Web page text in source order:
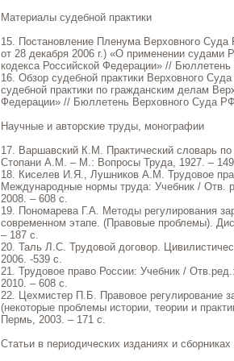
Материалы судебной практики
15. Постановление Пленума Верховного
от 28 декабря 2006 г.) «О применении судами
кодекса Российской Федерации» //
16. Обзор судебной практики Верховного
судебной практики по гражданским делам
Федерации» // Бюллетень Верховного Суда
Научные и авторские труды, монографии
17. Варшавский К.М. Практический словарь
Стопани А.М. – М.: Вопросы Труда, 1927. –
18. Киселев И.Я., Лушников А.М. Трудовое
Международные нормы труда: Учебник /
2008. – 608 с.
19. Пономарева Г.А. Методы регулирования
современном этапе. (Правовые проблемы).
– 187 с.
20. Таль Л.С. Трудовой договор.
2006. -539 с.
21. Трудовое право России: Учебник /
2010. – 608 с.
22. Цехмистер П.Б. Правовое регулирование
(некоторые проблемы истории, теории и
Пермь, 2003. – 171 с.
Статьи в периодических изданиях и